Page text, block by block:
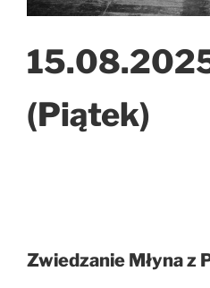
(Piątek)
Zwiedzanie Młyna z